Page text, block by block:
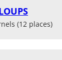
(12 places)